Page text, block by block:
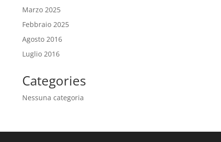
Marzo 2025
Febbraio 2025
Agosto 2016
Luglio 2016
Categories
Nessuna categoria